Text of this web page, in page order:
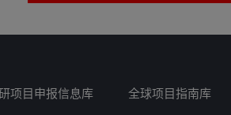
项目申报信息库 全球项目指南库